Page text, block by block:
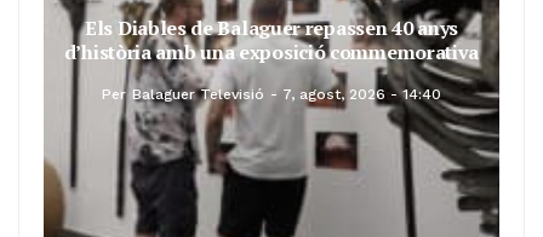
Els Diables de Balaguer repassen 40 anys
d’història amb una exposició commemorativa
Per Balaguer Televisió 7, agost, 2026 - 14:40